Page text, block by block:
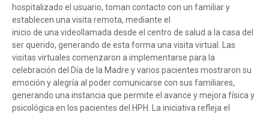
hospitalizado el usuario, toman contacto con un familiar y
establecen una visita remota, mediante el
inicio de una videollamada desde el centro de salud a la casa del
ser querido, generando de esta forma una visita virtual. Las
visitas virtuales comenzaron a implementarse para la
celebración del Día de la Madre y varios pacientes mostraron su
emoción y alegría al poder comunicarse con sus familiares,
generando una instancia que permite el avance y mejora física y
psicológica en los pacientes del HPH. La iniciativa refleja el